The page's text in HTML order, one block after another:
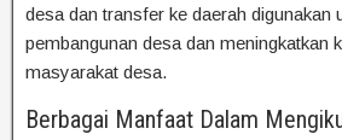
desa dan transfer ke daerah digunakan
pembangunan desa dan meningkatkan
masyarakat desa.
Berbagai Manfaat Dalam